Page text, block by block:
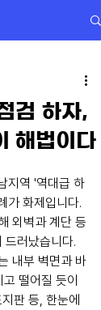
검 하자,
해법이다
지역 '역대급 하
가 화제입니다.
외벽과 계단 등
드러났습니다.
내부 벽면과 바
떨어질 듯이
판 등, 한눈에